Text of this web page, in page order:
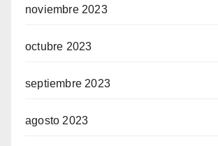
noviembre 2023
octubre 2023
septiembre 2023
agosto 2023